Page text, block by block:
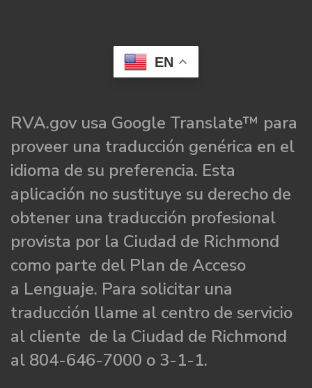
EN
RVA.gov usa Google Translate™ para
proveer una traducción genérica en el
idioma de su preferencia. Esta
aplicación no sustituye su derecho de
obtener una traducción profesional
provista por la Ciudad de Richmond
como parte del Plan de Acceso
a Lenguaje. Para solicitar una
traducción llame al centro de servicio
al cliente de la Ciudad de Richmond
al 804-646-7000 o 3-1-1.